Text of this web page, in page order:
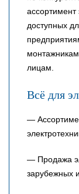
ассортимент
доступных
лицам.
Всё для
—
— Продажа
зарубежных